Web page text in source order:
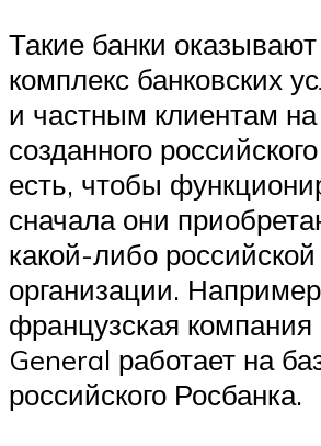
Такие банки
комплекс банковских
и частным клиентам
созданного
есть, чтобы
сначала они
какой-либо российской
организации.
французская компания
General работает на
российского Росбанка.